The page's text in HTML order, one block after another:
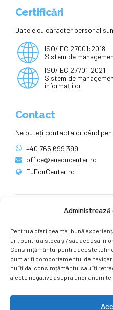
Pentru a oferi cea mai bună
uri, pentru a stoca și/sau accesa
Consimțământul pentru aceste
cum ar fi comportamentul de
nu îți dai consimțământul sau îți
afecte negative asupra unor
Certificări
Datele cu caracter personal
ISO/IEC 27001:2018
Sistem de
ISO/IEC 27701:2021
Sistem de
informațiilor
Contact
Ne puteți contacta oricând
+40 765 699 399
office@eueducenter.ro
EuEduCenter.ro
Ne puteți găsi și pe rețelele